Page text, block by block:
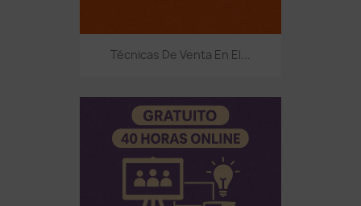
Técnicas De Venta En El...